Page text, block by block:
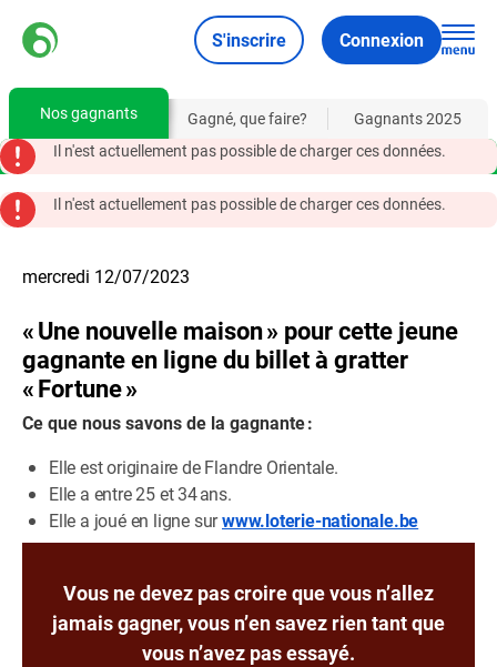
S'inscrire Connexion
Nos gagnants Gagné, que faire?
Gagnants 2025
Il n'est actuellement pas possible de charger ces données.
Il n'est actuellement pas possible de charger ces données.
mercredi 12/07/2023
« Une nouvelle maison » pour cette jeune
gagnante en ligne du billet à gratter
« Fortune »
Ce que nous savons de la gagnante :
Elle est originaire de Flandre Orientale.
Elle a entre 25 et 34 ans.
Elle a joué en ligne surwww.loterie-nationale.be
Vous ne devez pas croire que vous n’allez
jamais gagner, vous n’en savez rien tant que
vous n’avez pas essayé.